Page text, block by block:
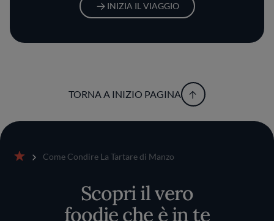
INIZIA IL VIAGGIO
TORNA A INIZIO PAGINA
Come Condire La Tartare di Manzo
Scopri il vero
foodie che è in te